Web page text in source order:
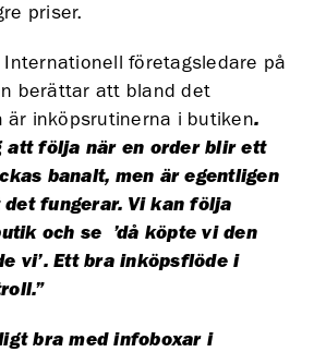
priser.
Internationell företagsledare på
berättar att bland det
är inköpsrutinerna i butiken.
att följa när en order blir ett
banalt, men är egentligen
fungerar. Vi kan följa
och se ’då köpte vi den
vi’. Ett bra inköpsflöde i
bra med infoboxar i